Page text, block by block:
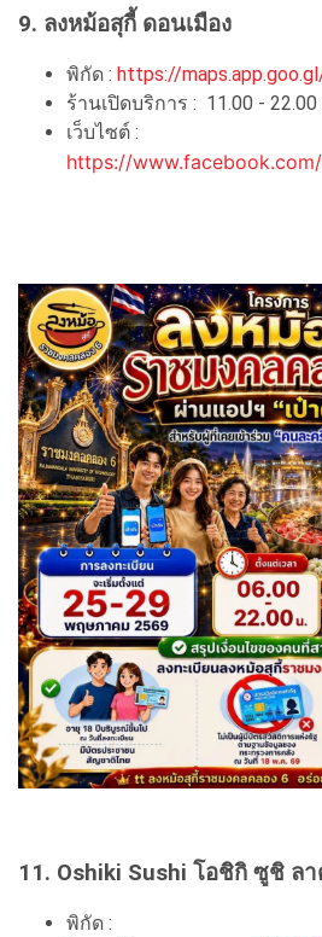
9. ลงหม้อสุกี้ ดอนเมือง
พิกัด : https://
ร้านเปิดบริการ : 11.00 - 22.00
เว็บไซต์ :
https://
11. Oshiki Sushi โอชิกิ ซูชิ ลา
พิกัด :